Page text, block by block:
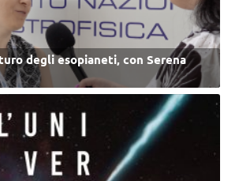
degli esopianeti, con Serena